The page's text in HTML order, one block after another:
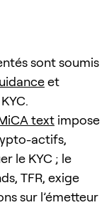
sont soumis
et
text impose
actifs,
le KYC ; le
TFR, exige
sur l’émetteur